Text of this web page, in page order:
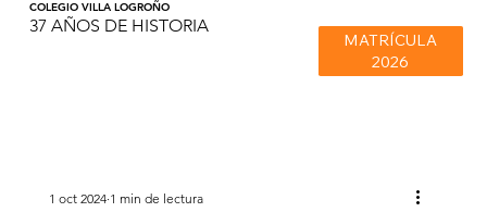
COLEGIO VILLA LOGROÑO
37 AÑOS DE HISTORIA
MATRÍCULA
2026
1 oct 2024 1 min de lectura